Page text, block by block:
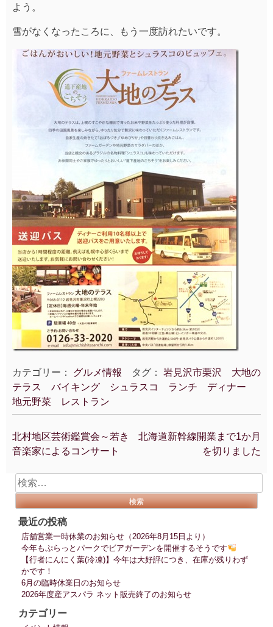
よう。
雪がなくなったころに、もう一度訪れたいです。
カテゴリー： グルメ情報 タグ： 岩見沢市栗沢 大地の
テラス バイキング シュラスコ ランチ ディナー
地元野菜 レストラン
投
稿
ビ
ゲ
シ
ョ
北村地区芸術鑑賞会～若き
音楽家によるコンサート
北海道新幹線開業まで1か月
を切りました
検
索:
最近の投稿
店舗営業一時休業のお知らせ（2026年8月15日より）
今年もぷらっとパークでビアガーデンを開催するそうです
【行者にんにく葉(冷凍)】今年は大好評につき、在庫が残りわず
かです！
6月の臨時休業日のお知らせ
2026年度産アスパラ ネット販売終了のお知らせ
カテゴリー